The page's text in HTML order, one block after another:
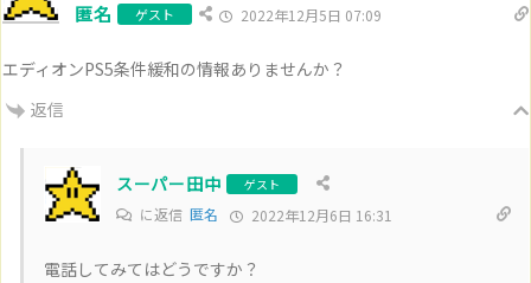
匿名 ゲスト 2022年12月5日 07:09
エディオンPS5条件緩和の情報ありませんか？
返信
スーパー田中 ゲスト
に返信 匿名 2022年12月6日 16:31
電話してみてはどうですか？